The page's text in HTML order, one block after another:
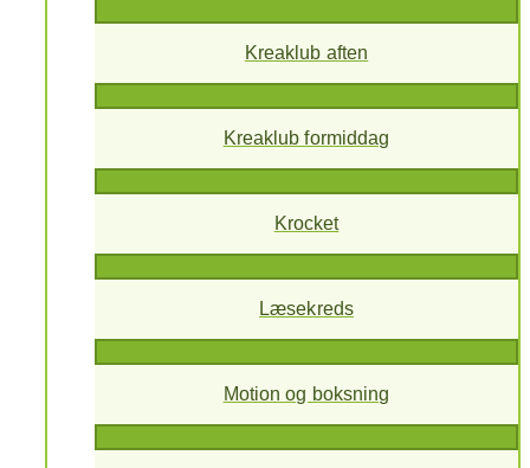
Kreaklub aften
Kreaklub formiddag
Krocket
Læsekreds
Motion og boksning